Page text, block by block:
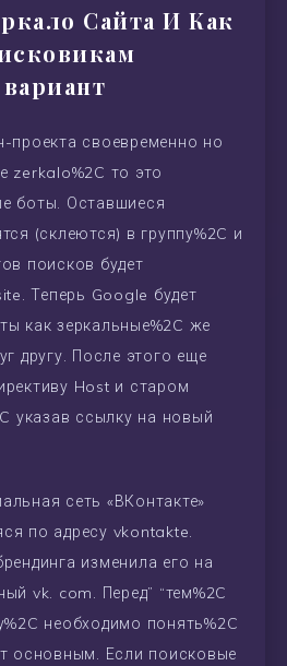
Сайта И Как
проекта своевременно но
zerkalo%2C то это
боты. Оставшиеся
(склеются) в группу%2C и
поисков будет
Теперь Google будет
как зеркальные%2C же
другу. После этого еще
Host и старом
указав ссылку на новый
сеть «ВКонтакте»
по адресу vkontakte.
изменила его на
vk. com. Перед” “тем%2C
необходимо понять%2C
основным. Если поисковые